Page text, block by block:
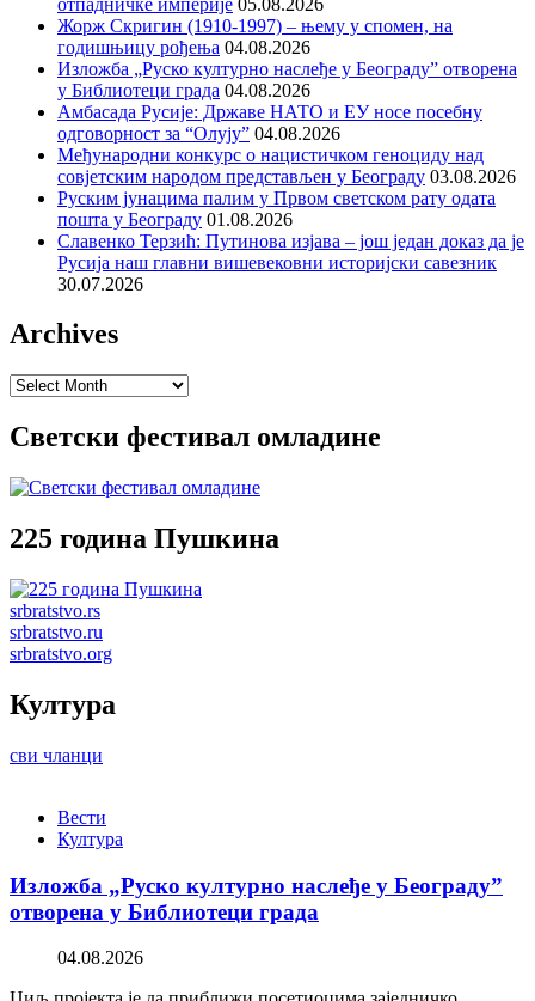
Жорж Скригин (1910-1997) – њему у спомен, на
годишњицу рођења 04.08.2026
Изложба „Руско културно наслеђе у Београду” отворена
у Библиотеци града 04.08.2026
Амбасада Русије: Државе НАТО и ЕУ носе посебну
одговорност за “Олују” 04.08.2026
Међународни конкурс о нацистичком геноциду над
совјетским народом представљен у Београду 03.08.2026
Руским јунацима палим у Првом светском рату одата
пошта у Београду 01.08.2026
Славенко Терзић: Путинова изјава – још један доказ да је
Русија наш главни вишевековни историјски савезник
30.07.2026
Archives
Archives
Светски фестивал омладине
225 година Пушкина
srbratstvo.rs
srbratstvo.ru
srbratstvo.org
Култура
сви чланци
Вести
Култура
Изложба „Руско културно наслеђе у Београду”
отворена у Библиотеци града
04.08.2026